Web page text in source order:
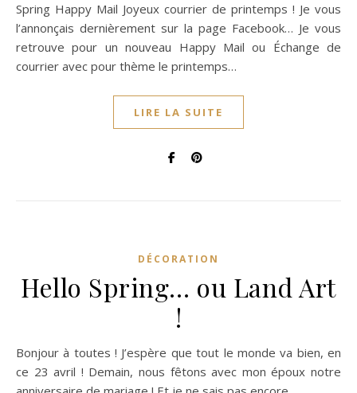
Spring Happy Mail Joyeux courrier de printemps ! Je vous
l’annonçais dernièrement sur la page Facebook… Je vous
retrouve pour un nouveau Happy Mail ou Échange de
courrier avec pour thème le printemps…
LIRE LA SUITE
DÉCORATION
Hello Spring… ou Land Art
!
Bonjour à toutes ! J’espère que tout le monde va bien, en
ce 23 avril ! Demain, nous fêtons avec mon époux notre